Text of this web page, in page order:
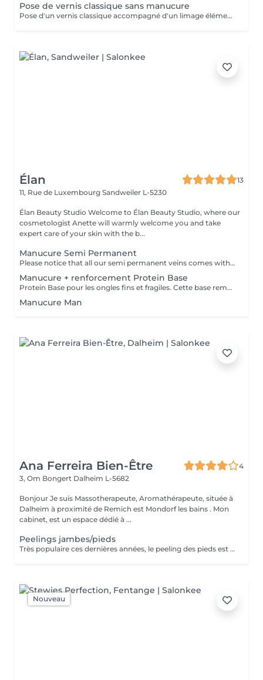
Pose de vernis classique sans manucure
Pose d'un vernis classique accompagné d'un limage élémentaire des ongles. N'inclut PAS d'autres soins de manucure. . Tenez compte de rester par la suite quelques minutes en plus dans notre salon jusqu'à séchage complet.
Élan
13
11, Rue de Luxembourg Sandweiler L-5230
Élan Beauty Studio Welcome to Élan Beauty Studio, where our
cosmetologist Anette will warmly welcome you and take
expert care of your skin with the b...
Manucure Semi Permanent
Please notice that all our semi permanent veins comes with Manicure included
Manucure + renforcement Protein Base
Protein Base pour les ongles fins et fragiles. Cette base remplie de protéines ravivent et renforcent vos ongles. Il protège, renforce et restaure instantanément et au long terme les ongles. Formule douce et soignante qui protège la plaque naturelle de l ongle contre les agressions extérieures et les traumatismes mécaniques.
Manucure Man
Ana Ferreira Bien-Être
4
3, Om Bongert Dalheim L-5682
Bonjour Je suis Massotherapeute, Aromathérapeute, située à
Dalheim à proximité de Remich est Mondorf les bains . Mon
cabinet, est un espace dédié à ...
Peelings jambes/pieds
Très populaire ces dernières années, le peeling des pieds est une alternative intéressante pour toutes les personnes souhaitant retrouver les pieds doux de leur enfance . Comment fonctionne ce soin ? Est-il réellement efficace ? Présente-t-il des risques ? Découvrez ici plus d'informations sur le peeling des pieds, un soin tendance pas comme les autres.
Nouveau